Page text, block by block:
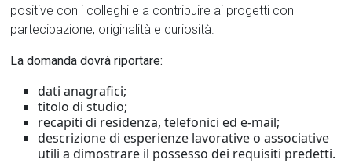
positive con i colleghi e a contribuire ai progetti con
partecipazione, originalità e curiosità.
La domanda dovrà riportare:
dati anagrafici;
titolo di studio;
recapiti di residenza, telefonici ed e-mail;
descrizione di esperienze lavorative o associative
utili a dimostrare il possesso dei requisiti predetti.